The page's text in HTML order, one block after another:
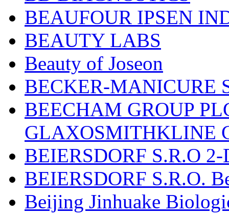
BEAUFOUR IPSEN
BEAUTY LABS
Beauty of Joseon
BECKER-MANICURE
BEECHAM GROUP
GLAXOSMITHKLINE
BEIERSDORF S.R.O
BEIERSDORF S.R.O.
Beijing Jinhuake